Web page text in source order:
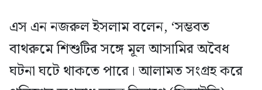
এস এন নজরুল ইসলাম বলেন, ‘সম্ভবত
বাথরুমে শিশুটির সঙ্গে মূল আসামির অবৈধ
ঘটনা ঘটে থাকতে পারে। আলামত সংগ্রহ করে